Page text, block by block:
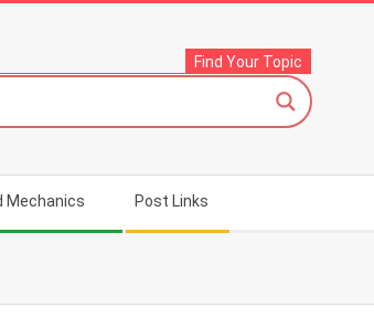
Find Your Topic
Mechanics Post Links